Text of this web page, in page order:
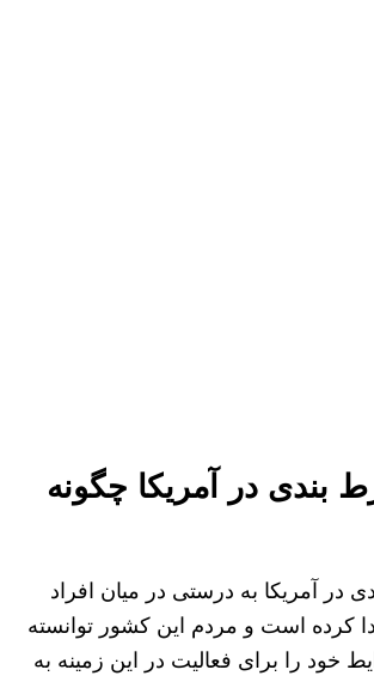
بندی در آمریکا چگونه
در آمریکا به درستی در میان افراد
کرده است و مردم این کشور توانسته
خود را برای فعالیت در این زمینه به